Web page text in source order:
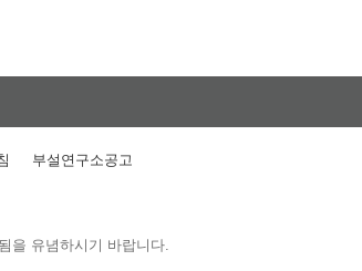
부설연구소공고
을 유념하시기 바랍니다.